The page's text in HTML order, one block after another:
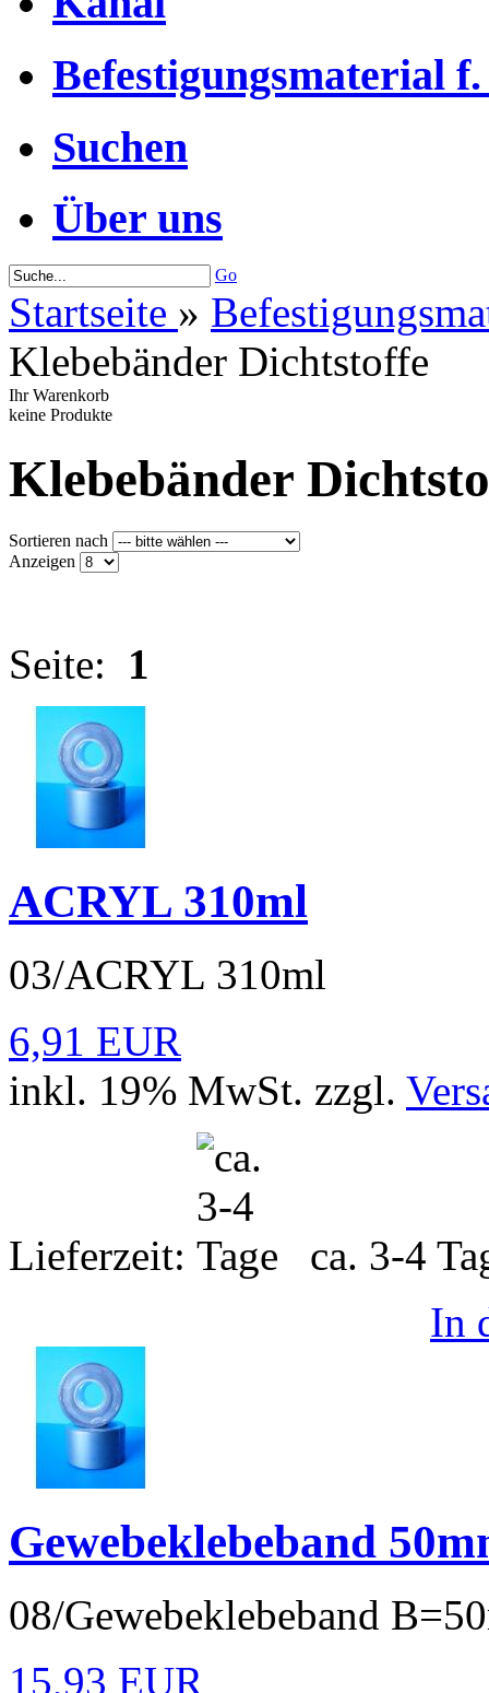
Befestigungsmaterial
Suchen
Über uns
Go
Startseite »
Klebebänder Dichtstoffe
Ihr Warenkorb
keine Produkte
Klebebänder
Sortieren nach
Anzeigen
Seite: 1
ACRYL 310ml
03/ACRYL 310ml
6,91 EUR
inkl. 19% MwSt. zzgl.
Lieferzeit:
ca. 3-4
In
Gewebeklebeband
08/Gewebeklebeband
15,93 EUR